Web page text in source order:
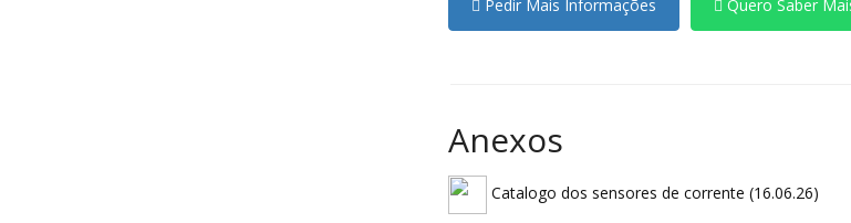
Pedir Mais Informações Quero Saber
Anexos
Catalogo dos sensores de corrente (16.06.26)